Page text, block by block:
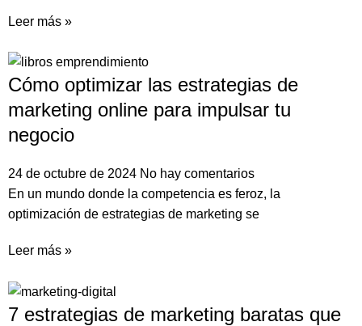
Leer más »
Cómo optimizar las estrategias de
marketing online para impulsar tu
negocio
24 de octubre de 2024 No hay comentarios
En un mundo donde la competencia es feroz, la
optimización de estrategias de marketing se
Leer más »
7 estrategias de marketing baratas que